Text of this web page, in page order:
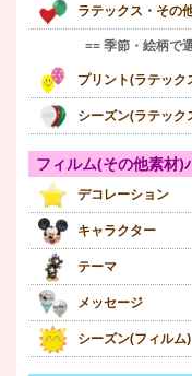
ラテックス・その
== 季節・絵柄で
プリント(ラテック
シーズン(ラテック
フィルム(その他素材)
デコレーション
キャラクター
テーマ
メッセージ
シーズン(フィルム)